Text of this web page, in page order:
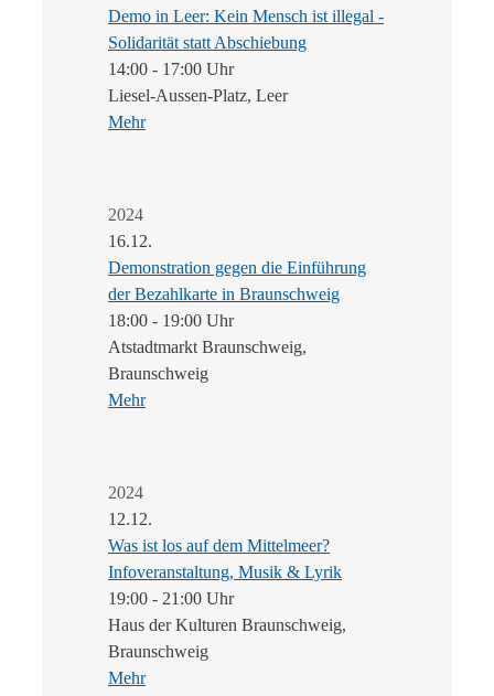
Demo in Leer: Kein Mensch ist illegal -
Solidarität statt Abschiebung
14:00 - 17:00 Uhr
Liesel-Aussen-Platz, Leer
Mehr
2024
16.12.
Demonstration gegen die Einführung
der Bezahlkarte in Braunschweig
18:00 - 19:00 Uhr
Atstadtmarkt Braunschweig,
Braunschweig
Mehr
2024
12.12.
Was ist los auf dem Mittelmeer?
Infoveranstaltung, Musik & Lyrik
19:00 - 21:00 Uhr
Haus der Kulturen Braunschweig,
Braunschweig
Mehr